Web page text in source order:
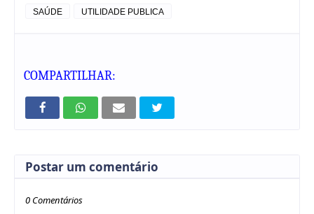
SAÚDE UTILIDADE PUBLICA
COMPARTILHAR:
Postar um comentário
0 Comentários